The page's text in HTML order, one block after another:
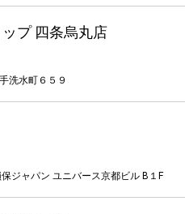
プ 四条烏丸店
洗水町６５９
ジャパン ユニバース京都ビル B１F